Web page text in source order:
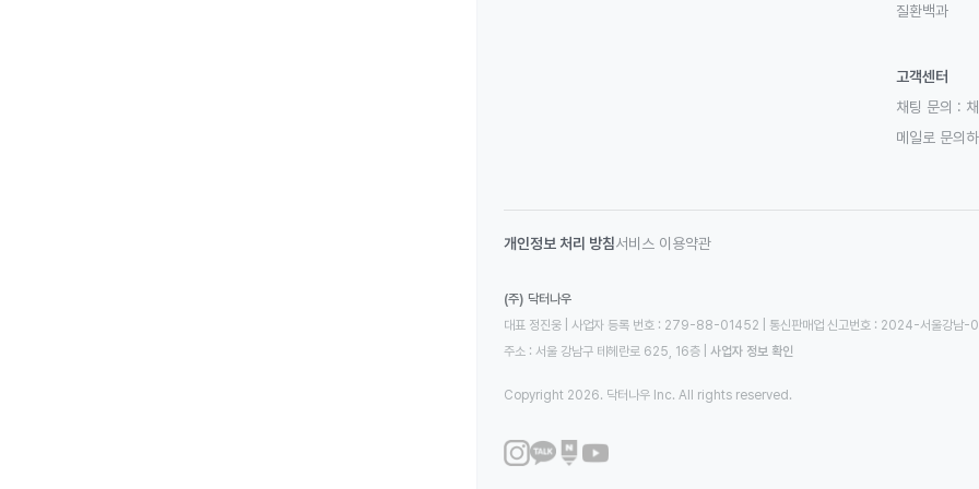
질환백과
고객센터
채팅 문의 :
메일로 문의하
개인정보 처리 방침서비스 이용약관
(주) 닥터나우
대표 정진웅 | 사업자 등록 번호 : 279-88-01452 | 통신판매업 신고번호 : 2024-서울강남
주소 : 서울 강남구 테헤란로 625, 16층
사업자 정보 확인
Copyright 2026. 닥터나우 Inc. All rights reserved.